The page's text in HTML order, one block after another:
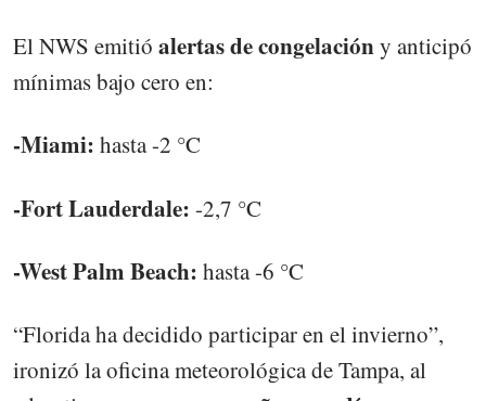
El NWS emitió alertas de congelacióny anticipó
mínimas bajo cero en:
-Miami: hasta -2 °C
-Fort Lauderdale: -2,7 °C
-West Palm Beach: hasta -6 °C
“Florida ha decidido participar en el invierno”,
ironizó la oficina meteorológica de Tampa, al